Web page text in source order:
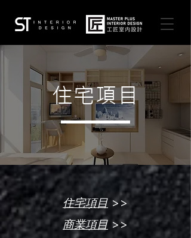
住宅項目
住宅項目 >>
商業項目 >>